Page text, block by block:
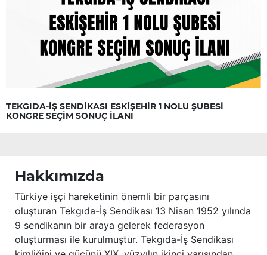
TEKGIDA-İŞ SENDİKASI ESKİŞEHİR 1 NOLU ŞUBESİ
KONGRE SEÇİM SONUÇ İLANI
Hakkımızda
Türkiye işçi hareketinin önemli bir parçasını
oluşturan Tekgıda-İş Sendikası 13 Nisan 1952 yılında
9 sendikanın bir araya gelerek federasyon
oluşturması ile kurulmuştur. Tekgıda-İş Sendikası